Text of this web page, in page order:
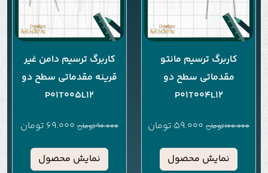
کاربرگ ترسیم مانتو
مقدماتی سطح دو
P01T004L12
100.000تومان 59.000 تومان
نمایش محصول
کاربرگ ترسیم دامن غیر
قرینه مقدماتی سطح دو
P01T005L12
90.000تومان 69.000 تومان
نمایش محصول